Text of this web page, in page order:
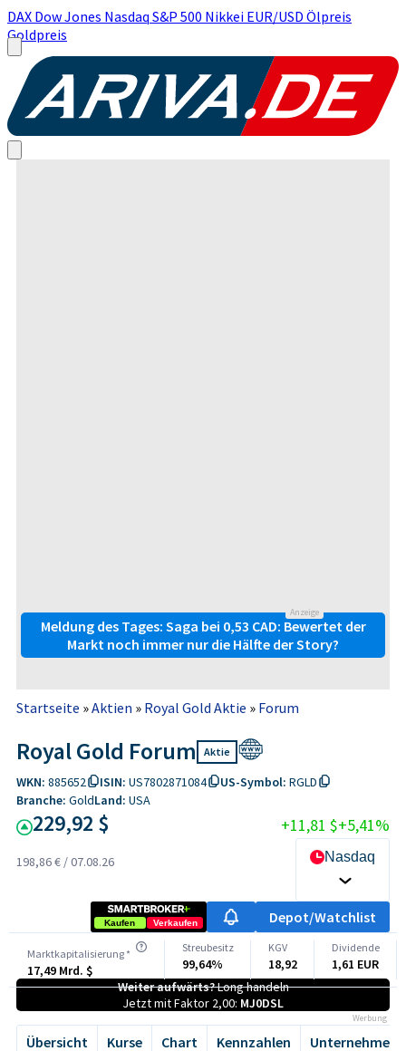
DAX Dow Jones Nasdaq S&P 500 Nikkei EUR/USD Ölpreis
Goldpreis
Anzeige
Meldung des Tages: Saga bei 0,53 CAD: Bewertet der
Markt noch immer nur die Hälfte der Story?
Startseite »Aktien » Royal Gold Aktie » Forum
Royal Gold Forum Aktie
WKN: 885652 ISIN: US7802871084 US-Symbol: RGLD
Branche: GoldLand: USA
229,92 $ +11,81 $+5,41%
198,86 € /07.08.26 Nasdaq
Kaufen Verkaufen Depot/Watchlist
Marktkapitalisierung *
17,49 Mrd. $
Streubesitz
99,64%
KGV
18,92
Dividende
1,61 EUR
Weiter aufwärts?Long handeln
Jetzt mit Faktor 2,00: MJ0DSL
Werbung
Übersicht Kurse Chart Kennzahlen Unternehmen